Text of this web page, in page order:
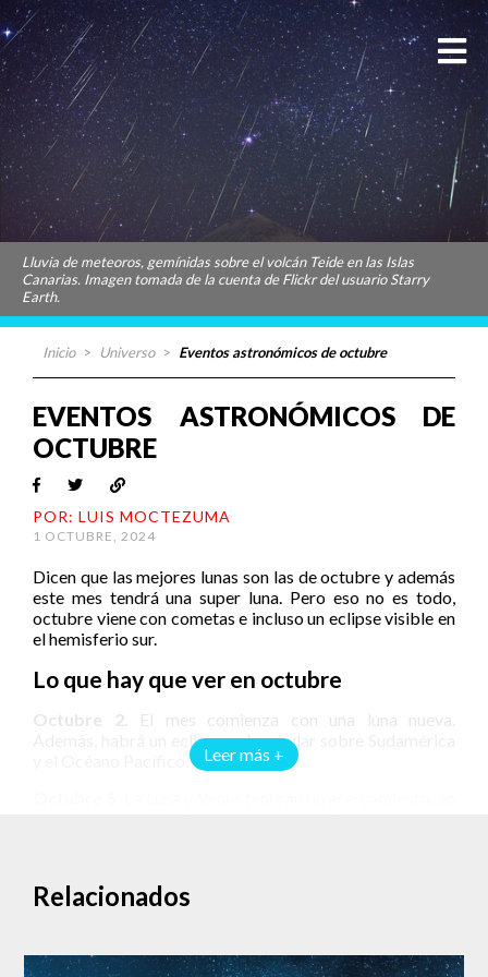
Lluvia de meteoros, gemínidas sobre el volcán Teide en las Islas
Canarias. Imagen tomada de la cuenta de Flickr del usuario Starry
Earth.
Inicio > Universo > Eventos astronómicos de octubre
Leer más +
EVENTOS ASTRONÓMICOS DE
OCTUBRE
POR: LUIS MOCTEZUMA
1 OCTUBRE, 2024
Dicen que las mejores lunas son las de octubre y además
este mes tendrá una super luna. Pero eso no es todo,
octubre viene con cometas e incluso un eclipse visible en
el hemisferio sur.
Lo que hay que ver en octubre
Octubre 2.
El mes comienza con una luna nueva.
Además, habrá un eclipse solar anular sobre Sudamérica
distancia será de 0 grados con 12 minutos.
tasa de cinco meteoros por hora. Esta lluvia de meteoros
Relacionados